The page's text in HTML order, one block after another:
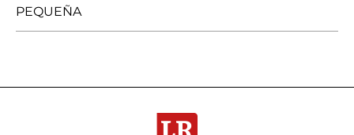
PEQUEÑA